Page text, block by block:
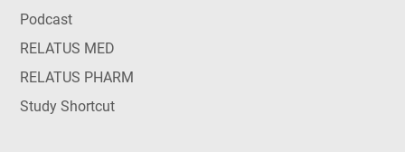
Podcast
RELATUS MED
RELATUS PHARM
Study Shortcut